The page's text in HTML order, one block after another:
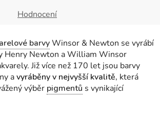
Hodnocení
barvyWinsor & Newton se vyrábí
Henry Newton a William Winsor
Již více než 170 let jsou barvy
avyráběny v nejvyšší kvalitě, která
výběr pigmentů s vynikající